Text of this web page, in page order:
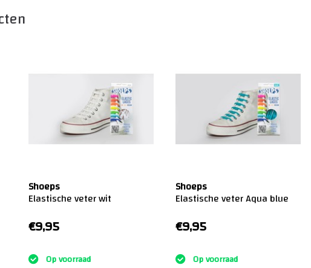
Shoeps
Elastische veter wit
€9,95
Op voorraad
Shoeps
Elastische veter Aqua blue
€9,95
Op voorraad